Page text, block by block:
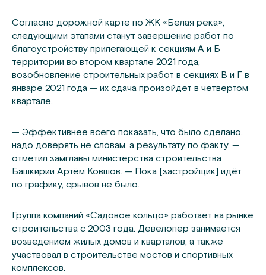
Согласно дорожной карте по ЖК «Белая река»,
следующими этапами станут завершение работ по
благоустройству прилегающей к секциям А и Б
территории во втором квартале 2021 года,
возобновление строительных работ в секциях В и Г в
январе 2021 года — их сдача произойдет в четвертом
квартале.
— Эффективнее всего показать, что было сделано,
надо доверять не словам, а результату по факту, —
отметил замглавы министерства строительства
Башкирии Артём Ковшов. — Пока [застройщик] идёт
по графику, срывов не было.
Группа компаний «Садовое кольцо» работает на рынке
строительства с 2003 года. Девелопер занимается
возведением жилых домов и кварталов, а также
участвовал в строительстве мостов и спортивных
комплексов.